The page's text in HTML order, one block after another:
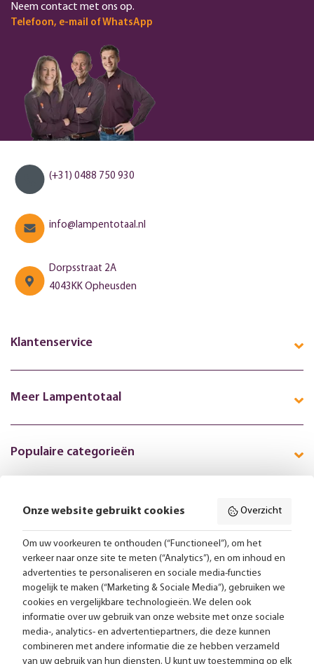
Neem contact met ons op.
Telefoon, e-mail of WhatsApp
(+31) 0488 750 930
info@lampentotaal.nl
Dorpsstraat 2A
4043KK Opheusden
Klantenservice
Meer Lampentotaal
Populaire categorieën
Volg ons online:
Gratis bezorging vanaf 99,-
Advies op maat
Meer dan 25.000 lampen op voorraad
Onze website gebruikt cookies Overzicht
Om uw voorkeuren te onthouden (“Functioneel”), om het
verkeer naar onze site te meten (“Analytics”), en om inhoud en
advertenties te personaliseren en sociale media-functies
mogelijk te maken (“Marketing & Sociale Media”), gebruiken we
cookies en vergelijkbare technologieën. We delen ook
informatie over uw gebruik van onze website met onze sociale
media-, analytics- en advertentiepartners, die deze kunnen
combineren met andere informatie die ze hebben verzameld
van uw gebruik van hun diensten. U kunt uw toestemming op elk